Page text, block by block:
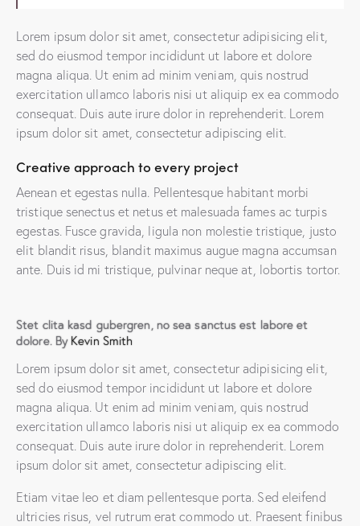
Lorem ipsum dolor sit amet, consectetur adipisicing elit,
sed do eiusmod tempor incididunt ut labore et dolore
magna aliqua. Ut enim ad minim veniam, quis nostrud
exercitation ullamco laboris nisi ut aliquip ex ea commodo
consequat. Duis aute irure dolor in reprehenderit. Lorem
ipsum dolor sit amet, consectetur adipiscing elit.
Creative approach to every project
Aenean et egestas nulla. Pellentesque habitant morbi
tristique senectus et netus et malesuada fames ac turpis
egestas. Fusce gravida, ligula non molestie tristique, justo
elit blandit risus, blandit maximus augue magna accumsan
ante. Duis id mi tristique, pulvinar neque at, lobortis tortor.
Stet clita kasd gubergren, no sea sanctus est labore et
dolore. ByKevin Smith
Lorem ipsum dolor sit amet, consectetur adipisicing elit,
sed do eiusmod tempor incididunt ut labore et dolore
magna aliqua. Ut enim ad minim veniam, quis nostrud
exercitation ullamco laboris nisi ut aliquip ex ea commodo
consequat. Duis aute irure dolor in reprehenderit. Lorem
ipsum dolor sit amet, consectetur adipiscing elit.
Etiam vitae leo et diam pellentesque porta. Sed eleifend
ultricies risus, vel rutrum erat commodo ut. Praesent finibus